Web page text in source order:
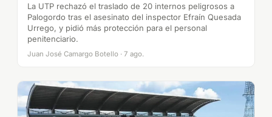
La UTP rechazó el traslado de 20 internos peligrosos a
Palogordo tras el asesinato del inspector Efraín Quesada
Urrego, y pidió más protección para el personal
penitenciario.
Juan José Camargo Botello · 7 ago.